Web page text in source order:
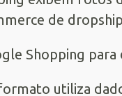
de
utiliza